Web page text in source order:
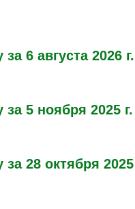
6 августа 2026 г.
5 ноября 2025 г.
28 октября 2025